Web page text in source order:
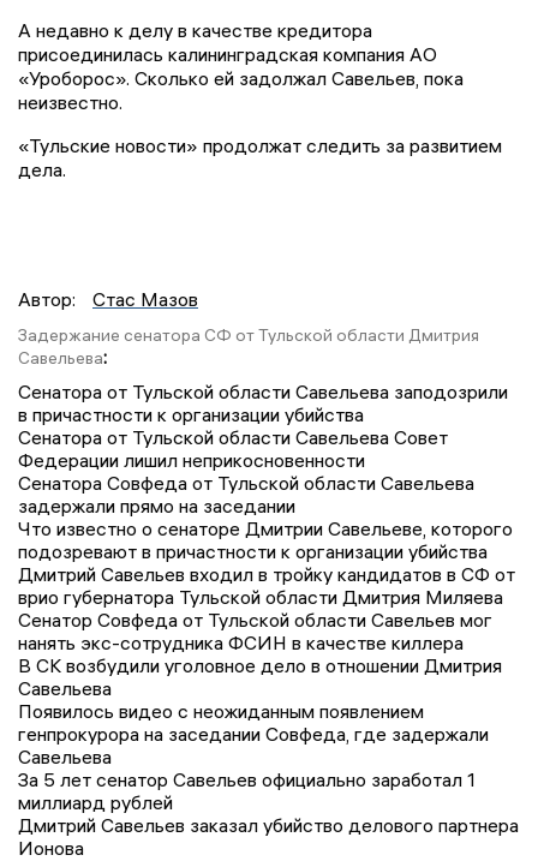
А недавно к делу в качестве кредитора
присоединилась калининградская компания АО
«Уроборос». Сколько ей задолжал Савельев, пока
неизвестно.
«Тульские новости» продолжат следить за развитием
дела.
Автор: Стас Мазов
Задержание сенатора СФ от Тульской области Дмитрия
Савельева:
Сенатора от Тульской области Савельева заподозрили
в причастности к организации убийства
Сенатора от Тульской области Савельева Совет
Федерации лишил неприкосновенности
Сенатора Совфеда от Тульской области Савельева
задержали прямо на заседании
Что известно о сенаторе Дмитрии Савельеве, которого
подозревают в причастности к организации убийства
Дмитрий Савельев входил в тройку кандидатов в СФ от
врио губернатора Тульской области Дмитрия Миляева
Сенатор Совфеда от Тульской области Савельев мог
нанять экс-сотрудника ФСИН в качестве киллера
В СК возбудили уголовное дело в отношении Дмитрия
Савельева
Появилось видео с неожиданным появлением
генпрокурора на заседании Совфеда, где задержали
Савельева
За 5 лет сенатор Савельев официально заработал 1
миллиард рублей
Дмитрий Савельев заказал убийство делового партнера
Ионова